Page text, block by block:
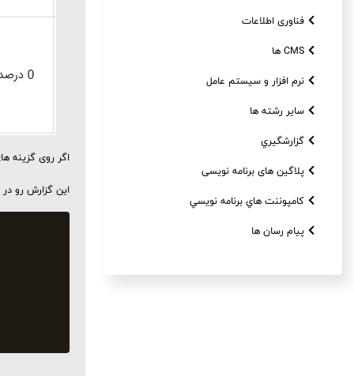
فناوری اطلاعات
CMS ها
نرم افزار و سیستم عامل
سایر رشته ها
گزارشگيري
پلاگین های برنامه نویسی
کامپوننت هاي برنامه نويسي
پیام رسان ها
اگر روی گزینه
این گزارش رو